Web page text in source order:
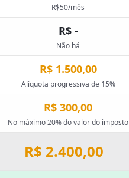
R$50/mês
R$ -
Não há
R$ 1.500,00
Alíquota progressiva de 15%
R$ 300,00
No máximo 20% do valor do imposto
R$ 2.400,00